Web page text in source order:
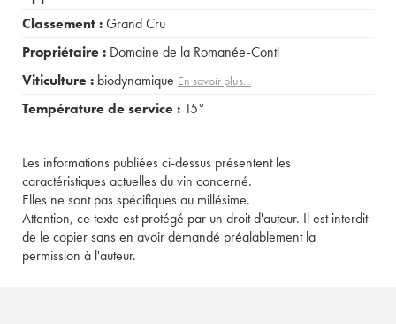
Classement :Grand Cru
Propriétaire : Domaine de la Romanée-Conti
Viticulture : biodynamique En savoir plus...
Température de service : 15°
Les informations publiées ci-dessus présentent les
caractéristiques actuelles du vin concerné.
Elles ne sont pas spécifiques au millésime.
Attention, ce texte est protégé par un droit d'auteur. Il est interdit
de le copier sans en avoir demandé préalablement la
permission à l'auteur.